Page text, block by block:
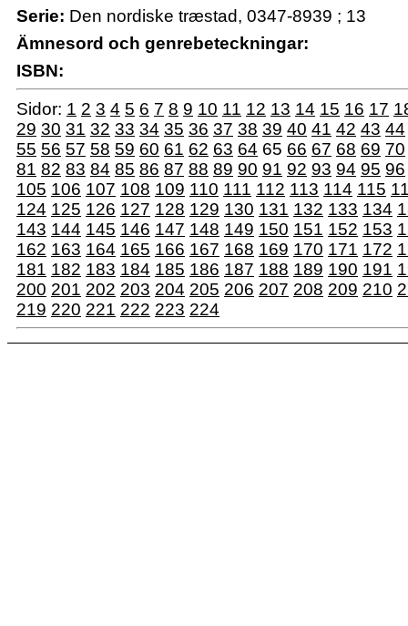
Serie: Den nordiske træstad, 0347-8939 ; 13
Ämnesord och genrebeteckningar:
ISBN:
Sidor: 1 2 3 4 5 6 7 8 9 10 11 12 13 14 15 16 17
29 30 31 32 33 34 35 36 37 38 39 40 41 42 43 44
55 56 57 58 59 60 61 62 63 64 65 66 67 68 69 70
81 82 83 84 85 86 87 88 89 90 91 92 93 94 95 96
105 106 107 108 109 110 111 112 113 114 115
124 125 126 127 128 129 130 131 132 133 134
143 144 145 146 147 148 149 150 151 152 153
162 163 164 165 166 167 168 169 170 171 172
181 182 183 184 185 186 187 188 189 190 191
200 201 202 203 204 205 206 207 208 209 210
219 220 221 222 223 224